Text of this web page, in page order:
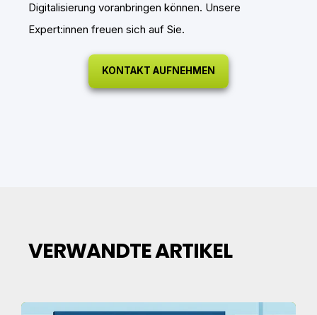
Digitalisierung voranbringen können. Unsere
Expert:innen freuen sich auf Sie.
KONTAKT AUFNEHMEN
VERWANDTE ARTIKEL